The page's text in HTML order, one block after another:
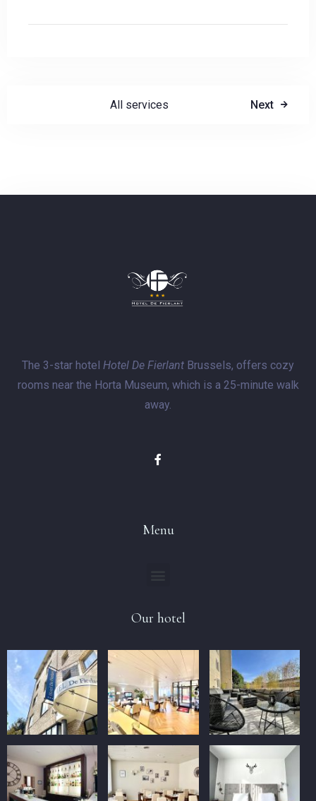
All services Next
The 3-star hotel Hotel De Fierlant Brussels, offers cozy
rooms near the Horta Museum, which is a 25-minute walk
away.
Menu
Our hotel